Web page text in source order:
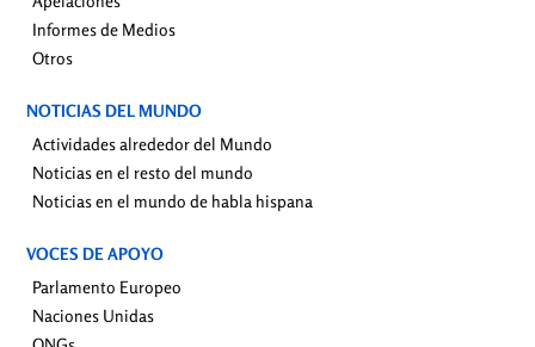
Informes de Medios
Otros
NOTICIAS DEL MUNDO
Actividades alrededor del Mundo
Noticias en el resto del mundo
Noticias en el mundo de habla hispana
VOCES DE APOYO
Parlamento Europeo
Naciones Unidas